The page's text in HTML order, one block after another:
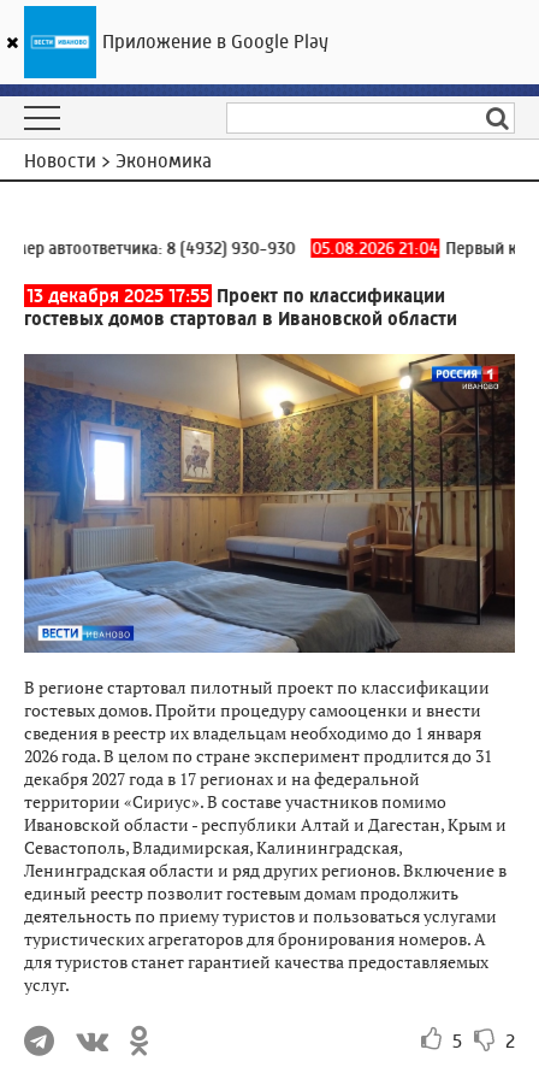
ГТРК «Ивтелерадио»
Новости > Экономика
автоответчика:8 (4932) 930-930 05.08.2026 21:04 Первый
13 декабря 2025 17:55 Проект по классификации
гостевых домов стартовал в Ивановской области
В регионе стартовал пилотный проект по классификации
гостевых домов. Пройти процедуру самооценки и внести
сведения в реестр их владельцам необходимо до 1 января
2026 года. В целом по стране эксперимент продлится до 31
декабря 2027 года в 17 регионах и на федеральной
территории «Сириус». В составе участников помимо
Ивановской области - республики Алтай и Дагестан, Крым и
Севастополь, Владимирская, Калининградская,
Ленинградская области и ряд других регионов. Включение в
единый реестр позволит гостевым домам продолжить
деятельность по приему туристов и пользоваться услугами
туристических агрегаторов для бронирования номеров. А
для туристов станет гарантией качества предоставляемых
услуг.
5 2
Приложение в Google Play